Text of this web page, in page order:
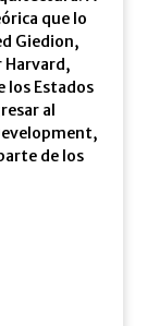
que lo
Giedion,
Harvard,
los Estados
al
de los